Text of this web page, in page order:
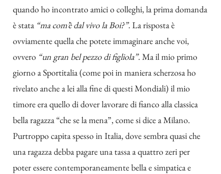
quando ho incontrato amici o colleghi, la prima domanda
è stata “ma com’è dal vivo la Boi?”. La risposta è
ovviamente quella che potete immaginare anche voi,
ovvero “un gran bel pezzo di figliola”. Ma il mio primo
giorno a Sportitalia (come poi in maniera scherzosa ho
rivelato anche a lei alla fine di questi Mondiali) il mio
timore era quello di dover lavorare di fianco alla classica
bella ragazza “che se la mena”, come si dice a Milano.
Purtroppo capita spesso in Italia, dove sembra quasi che
una ragazza debba pagare una tassa a quattro zeri per
poter essere contemporaneamente bella e simpatica e